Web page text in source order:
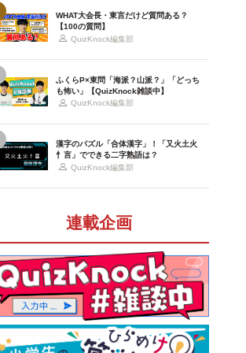
WHAT大会長・東言だけど質問ある？
【100の質問】
QuizKnock編集部
ふくらP×東問「海派？山派？」「どっち
も怖い」【QuizKnock雑談中】
QuizKnock編集部
漢字のパズル「合体漢字」！「又火土火
忄言」でできる二字熟語は？
QuizKnock編集部
連載企画